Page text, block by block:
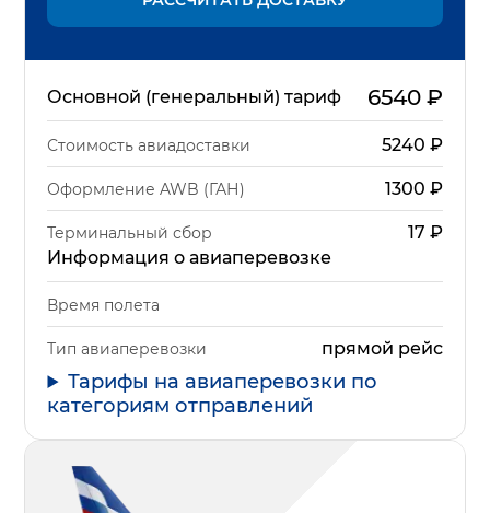
Основной (генеральный) тариф 6540₽
Стоимость авиадоставки 5240 ₽
Оформление AWB (ГАН) 1300 ₽
Терминальный сбор 17 ₽
Информация о авиаперевозке
Время полета
Тип авиаперевозки прямой рейс
Тарифы на авиаперевозки по
категориям отправлений